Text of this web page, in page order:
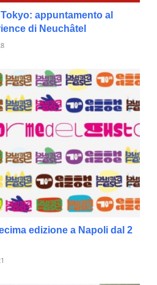
appuntamento al
di Neuchâtel
edizione a Napoli dal 2